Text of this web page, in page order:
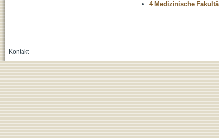
4 Medizinische
Kontakt